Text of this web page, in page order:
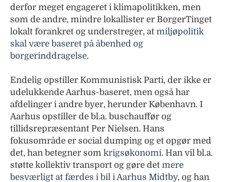
derfor meget engageret i klimapolitikken, men
som de andre, mindre lokallister er BorgerTinget
lokalt forankret og understreger, at miljøpolitik
skal være baseret på åbenhed og
borgerinddragelse.
Endelig opstiller Kommunistisk Parti, der ikke er
udelukkende Aarhus-baseret, men også har
afdelinger i andre byer, herunder København. I
Aarhus opstiller de bl.a. buschauffør og
tillidsrepræsentant Per Nielsen. Hans
fokusområde er social dumping og et opgør med
det, han betegner som krigsøkonomi. Han vil bl.a.
støtte kollektiv transport og gøre det mere
besværligt at færdes i bil i Aarhus Midtby, og han